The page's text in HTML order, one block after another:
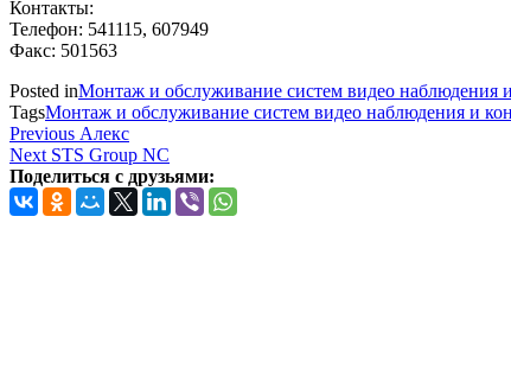
Контакты:
Телефон: 541115, 607949
Факс: 501563
Posted inМонтаж и обслуживание систем видео наблюдения
TagsМонтаж и обслуживание систем видео наблюдения и
Навигация
по
записям
Previous
Post
Previous Алекс
Next
Post
Next STS Group NC
Поделиться с друзьями: